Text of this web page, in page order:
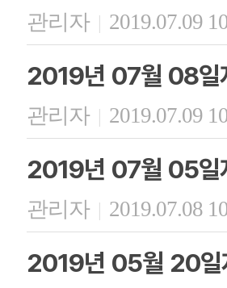
관리자 | 2019.07.09
2019년 07월 08일
관리자 | 2019.07.09
2019년 07월 05일
관리자 | 2019.07.08
2019년 05월 20일